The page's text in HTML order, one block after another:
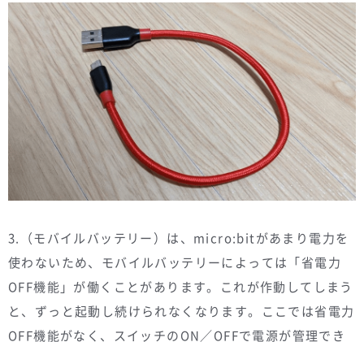
3.（モバイルバッテリー）は、micro:bitがあまり電力を
使わないため、モバイルバッテリーによっては「省電力
OFF機能」が働くことがあります。これが作動してしまう
と、ずっと起動し続けられなくなります。ここでは省電力
OFF機能がなく、スイッチのON／OFFで電源が管理でき